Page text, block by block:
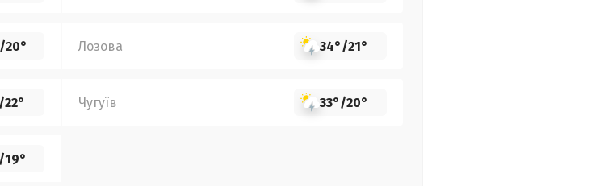
/20° Лозова 34°/21°
/22° Чугуїв 33°/20°
/19°